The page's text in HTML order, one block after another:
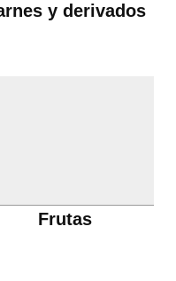
y derivados
Frutas